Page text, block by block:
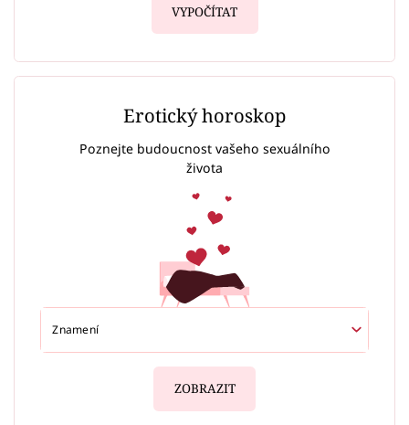
VYPOČÍTAT
Erotický horoskop
Poznejte budoucnost vašeho sexuálního
života
ZOBRAZIT